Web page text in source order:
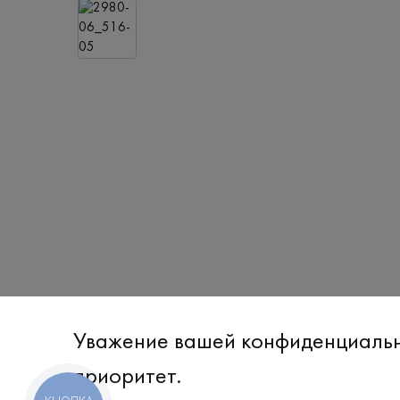
Уважение вашей
приоритет.